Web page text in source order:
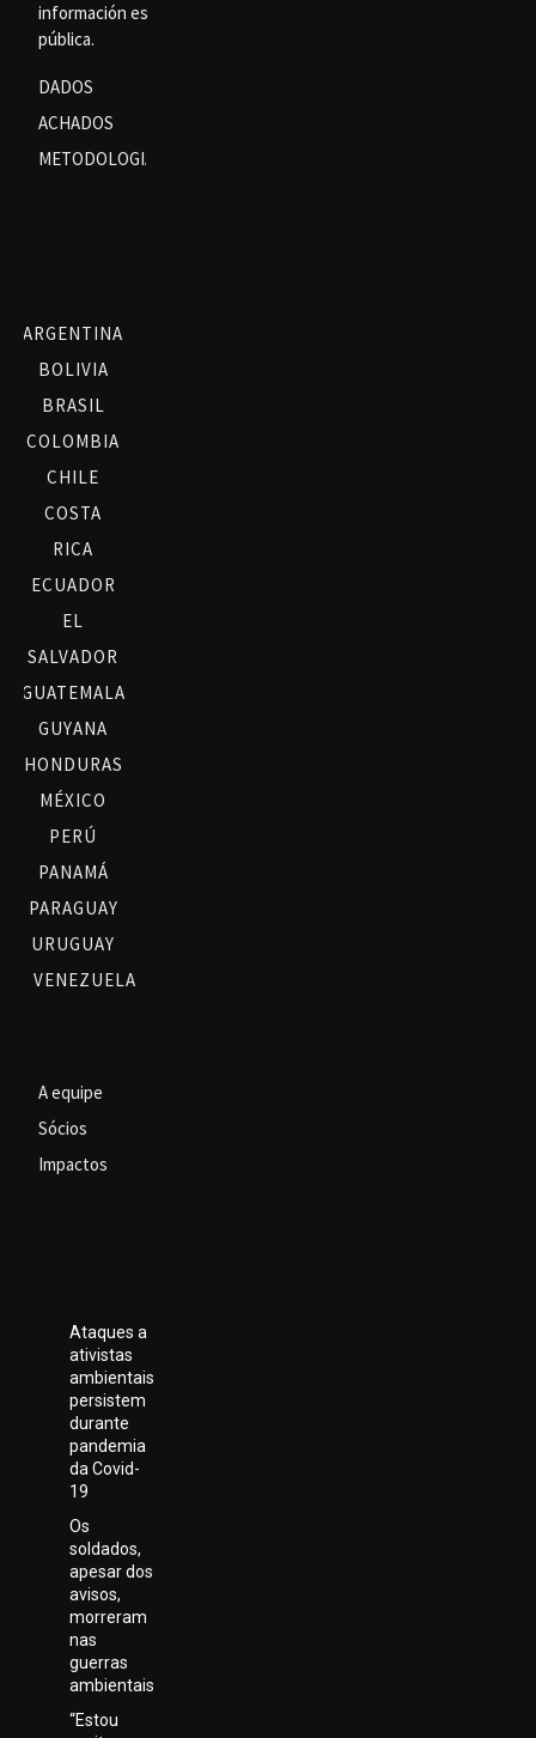
información es
pública.
DADOS
ACHADOS
METODOLOGIA
ARGENTINA
BOLIVIA
BRASIL
COLOMBIA
CHILE
COSTA
RICA
ECUADOR
EL
SALVADOR
GUATEMALA
GUYANA
HONDURAS
MÉXICO
PERÚ
PANAMÁ
PARAGUAY
URUGUAY
VENEZUELA
A equipe
Sócios
Impactos
Ataques a
ativistas
ambientais
persistem
durante
pandemia
da Covid-
19
Os
soldados,
apesar dos
avisos,
morreram
nas
guerras
ambientais
“Estou